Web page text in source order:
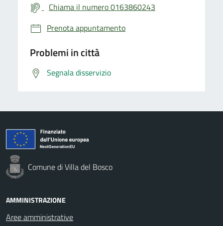
Chiama il numero 0163860243
Prenota appuntamento
Problemi in città
Segnala disservizio
Comune di Villa del Bosco
AMMINISTRAZIONE
Aree amministrative